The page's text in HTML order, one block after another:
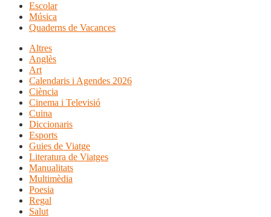
Escolar
Música
Quaderns de Vacances
Altres
Anglès
Art
Calendaris i Agendes 2026
Ciència
Cinema i Televisió
Cuina
Diccionaris
Esports
Guies de Viatge
Literatura de Viatges
Manualitats
Multimèdia
Poesia
Regal
Salut